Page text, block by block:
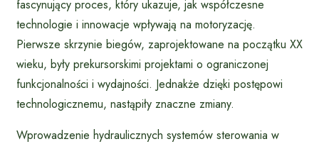
fascynujący proces, który ukazuje, jak współczesne
technologie i innowacje wpływają na motoryzację.
Pierwsze skrzynie biegów, zaprojektowane na początku XX
wieku, były prekursorskimi projektami o ograniczonej
funkcjonalności i wydajności. Jednakże dzięki postępowi
technologicznemu, nastąpiły znaczne zmiany.
Wprowadzenie hydraulicznych systemów sterowania w